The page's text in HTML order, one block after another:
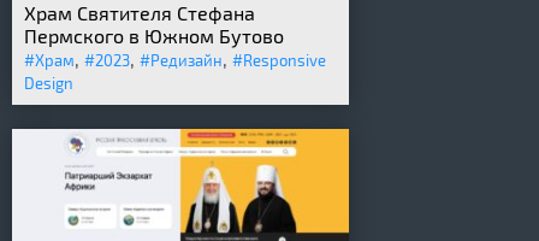
Храм Святителя Стефана
Пермского в Южном Бутово
#Храм, #2023, #Редизайн, #Responsive
Design